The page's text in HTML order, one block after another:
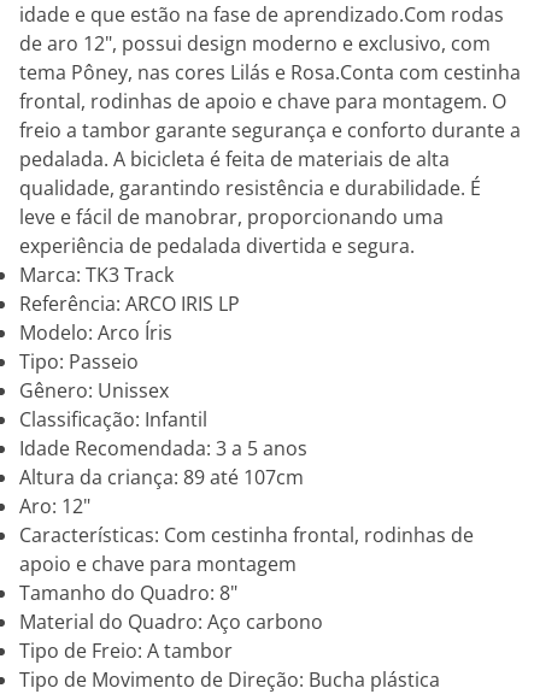
idade e que estão na fase de aprendizado.Com rodas
de aro 12", possui design moderno e exclusivo, com
tema Pôney, nas cores Lilás e Rosa.Conta com cestinha
frontal, rodinhas de apoio e chave para montagem. O
freio a tambor garante segurança e conforto durante a
pedalada. A bicicleta é feita de materiais de alta
qualidade, garantindo resistência e durabilidade. É
leve e fácil de manobrar, proporcionando uma
experiência de pedalada divertida e segura.
Marca: TK3 Track
Referência: ARCO IRIS LP
Modelo: Arco Íris
Tipo: Passeio
Gênero: Unissex
Classificação: Infantil
Idade Recomendada: 3 a 5 anos
Altura da criança: 89 até 107cm
Aro: 12"
Características: Com cestinha frontal, rodinhas de
apoio e chave para montagem
Tamanho do Quadro: 8"
Material do Quadro: Aço carbono
Tipo de Freio: A tambor
Tipo de Movimento de Direção: Bucha plástica